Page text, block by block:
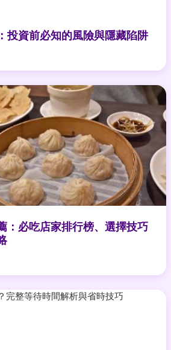
投資前必知的風險與隱藏陷阱
：必吃店家排行榜、選擇技巧